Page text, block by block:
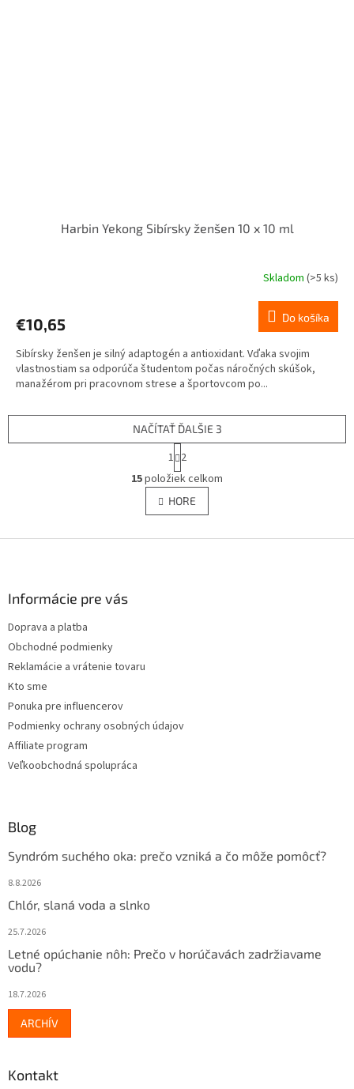
Harbin Yekong Sibírsky ženšen 10 x 10 ml
Skladom (>5 ks)
€10,65 Do košíka
Sibírsky ženšen je silný adaptogén a antioxidant. Vďaka svojim
vlastnostiam sa odporúča študentom počas náročných skúšok,
manažérom pri pracovnom strese a športovcom po...
O
v
l
á
i
NAČÍTAŤ ĎALŠIE 3
S
t
r
á
n
k
v
1 2
15položiek celkom
HORE
Informácie pre vás
Doprava a platba
Obchodné podmienky
Reklamácie a vrátenie tovaru
Kto sme
Ponuka pre influencerov
Podmienky ochrany osobných údajov
Affiliate program
Veľkoobchodná spolupráca
Blog
Syndróm suchého oka: prečo vzniká a čo môže pomôcť?
8.8.2026
Chlór, slaná voda a slnko
25.7.2026
Letné opúchanie nôh: Prečo v horúčavách zadržiavame
vodu?
18.7.2026
ARCHÍV
Kontakt